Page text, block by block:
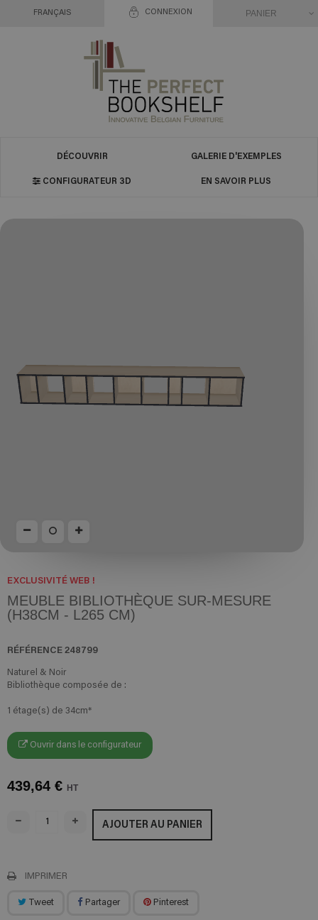
CONNEXION
FRANÇAIS PANIER
DÉCOUVRIR GALERIE D'EXEMPLES
CONFIGURATEUR 3D EN SAVOIR PLUS
EXCLUSIVITÉ WEB !
MEUBLE BIBLIOTHÈQUE SUR-MESURE
(H38CM - L265 CM)
RÉFÉRENCE248799
Naturel & Noir
Bibliothèque composée de :
1 étage(s) de 34cm*
Ouvrir dans le configurateur
439,64 € HT
AJOUTER AU PANIER
IMPRIMER
Tweet Partager Pinterest